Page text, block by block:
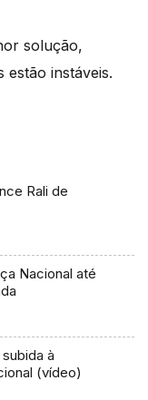
solução,
estão instáveis.
Rali de
Nacional até
à
(vídeo)